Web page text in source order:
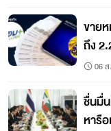
ขาย
ถึง
06
ชื่นมื่
หารื